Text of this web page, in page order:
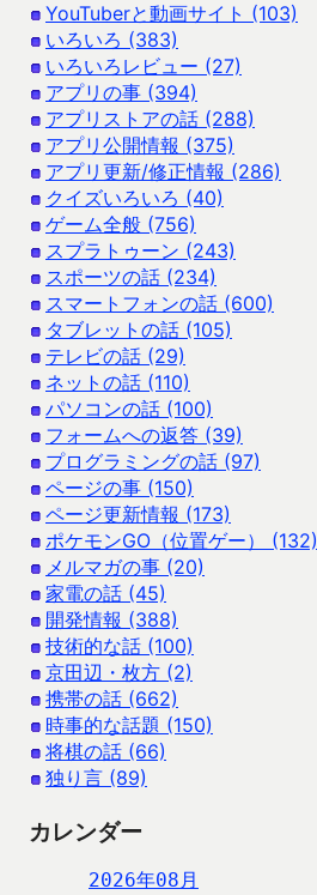
YouTuberと動画サイト (103)
いろいろ (383)
いろいろレビュー (27)
アプリの事 (394)
アプリストアの話 (288)
アプリ公開情報 (375)
アプリ更新/修正情報 (286)
クイズいろいろ (40)
ゲーム全般 (756)
スプラトゥーン (243)
スポーツの話 (234)
スマートフォンの話 (600)
タブレットの話 (105)
テレビの話 (29)
ネットの話 (110)
パソコンの話 (100)
フォームへの返答 (39)
プログラミングの話 (97)
ページの事 (150)
ページ更新情報 (173)
ポケモンGO（位置ゲー） (132)
メルマガの事 (20)
家電の話 (45)
開発情報 (388)
技術的な話 (100)
京田辺・枚方 (2)
携帯の話 (662)
時事的な話題 (150)
将棋の話 (66)
独り言 (89)
カレンダー
2026年08月